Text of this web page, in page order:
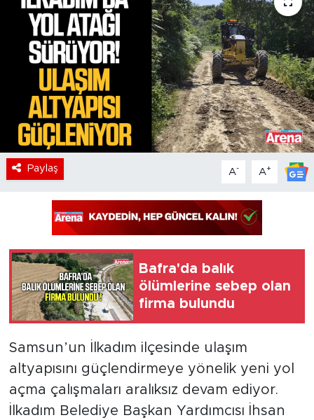
Paylaş A- A+
Bafra'da balık
ölümlerine sebep olan
firma bulundu
Samsun’un İlkadım ilçesinde ulaşım
altyapısını güçlendirmeye yönelik yeni yol
açma çalışmaları aralıksız devam ediyor.
İlkadım Belediye Başkan Yardımcısı İhsan